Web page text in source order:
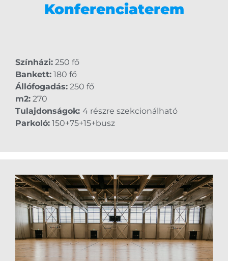
Konferenciaterem
Színházi: 250 fő
Bankett: 180 fő
Állófogadás: 250 fő
m2: 270
Tulajdonságok: 4 részre szekcionálható
Parkoló: 150+75+15+busz